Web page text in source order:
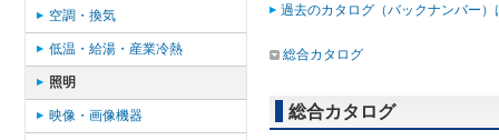
過去のカタログ（バックナンバー）
総合カタログ
総合カタログ
空調・換気
低温・給湯・産業冷熱
照明
映像・画像機器